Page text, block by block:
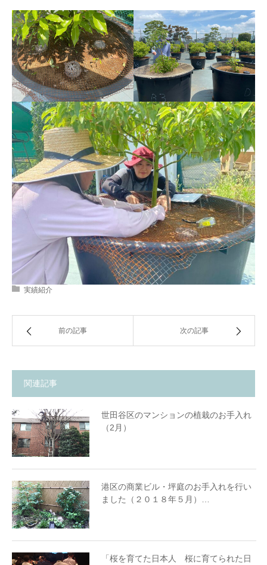
実績紹介
前の記事 次の記事
関連記事
世田谷区のマンションの植栽のお手入れ
（2月）
港区の商業ビル・坪庭のお手入れを行い
ました（２０１８年５月）…
「桜を育てた日本人 桜に育てられた日